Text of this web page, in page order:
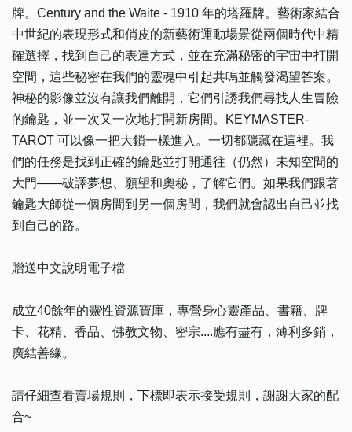
牌。Century and the Waite - 1910 年的塔羅牌。藝術家結合
中世紀的表現形式和俏皮的新藝術運動場景從兩個時代中精
確選擇，找到自己的表達方式，並在充滿秘密的宇宙中打開
空間，這些秘密在我們的靈魂中引起共鳴並觸發渴望答案。
神秘的影像並沒有讓我們離開，它們引誘我們尋找人生冒險
的鑰匙，並一次又一次地打開新房間。KEYMASTER-
TAROT 可以像一把大鎖一樣進入。一切都隱藏在這裡。我
們的任務是找到正確的鑰匙並打開通往（仍然）未知空間的
大門——破譯夢想、願望和奧秘，了解它們。如果我們跟著
鑰匙大師從一個房間到另一個房間，我們就會認出自己並找
到自己的路。
贈送中文說明電子檔
成立40餘年的靈性資源寶庫，專營身心靈產品、書籍、牌
卡、花精、香品、佛教文物、密宗....應有盡有，薄利多銷，
廣結善緣。
請仔細查看賣場規則，下標即表示接受規則，謝謝大家的配
合~